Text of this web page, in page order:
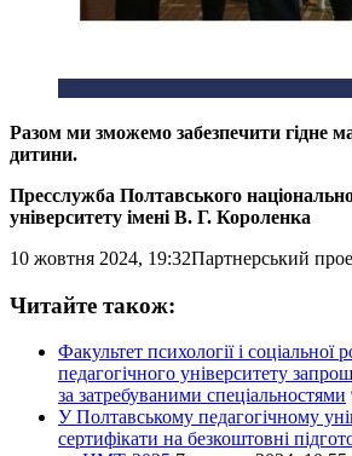
Разом ми зможемо забезпечити гідне
дитини.
Пресслужба Полтавського
університету імені В. Г. Короленка
10 жовтня 2024, 19:32Партнерський
Читайте також:
Факультет психології і соціальної
педагогічного університету
за затребуваними спеціальностями
У Полтавському педагогічному
сертифікати на безкоштовні